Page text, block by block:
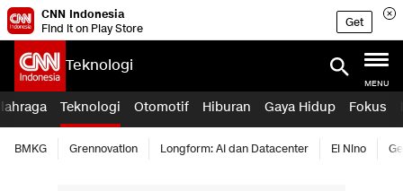
CNN Indonesia
Find it on Play Store
Get
Teknologi
MENU
Teknologi Otomotif Hiburan Gaya Hidup Fokus
BMKG Grennovation Longform: AI dan Datacenter El Nino